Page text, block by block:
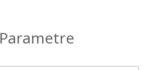
Parametre